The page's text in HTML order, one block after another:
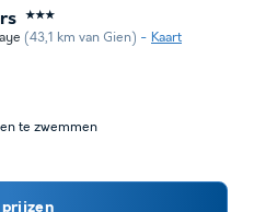
★★★
(43,1 km van Gien) Kaart
te zwemmen
prijzen